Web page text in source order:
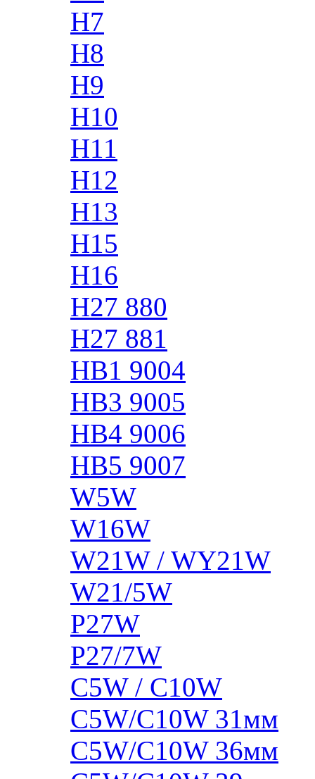
H7
H8
H9
H10
H11
H12
H13
H15
H16
H27 880
H27 881
HB1 9004
HB3 9005
HB4 9006
HB5 9007
W5W
W16W
W21W / WY21W
W21/5W
P27W
P27/7W
C5W / C10W
C5W/C10W 31мм
C5W/C10W 36мм